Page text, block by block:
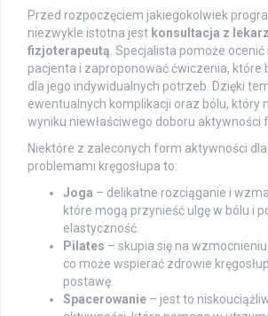
Przed rozpoczęciem jakiegokolwiek
niezwykle istotna jest konsultacja z
fizjoterapeutą. Specjalista pomoże
pacjenta i zaproponować ćwiczenia, które
dla jego indywidualnych potrzeb. Dzięki
ewentualnych komplikacji oraz bólu, który
wyniku niewłaściwego doboru aktywności
Niektóre z zaleconych form aktywności
problemami kręgosłupa to:
Joga – delikatne rozciąganie i
które mogą przynieść ulgę w bólu i
elastyczność.
Pilates – skupia się na wzmocnieniu
co może wspierać zdrowie
postawę.
Spacerowanie – jest to